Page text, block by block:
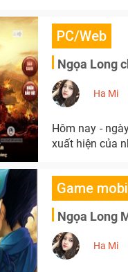
PC/Web
Ngọa Long
Ha Mi
Hôm nay -
xuất hiện của
Game
Ngọa Long
Ha Mi